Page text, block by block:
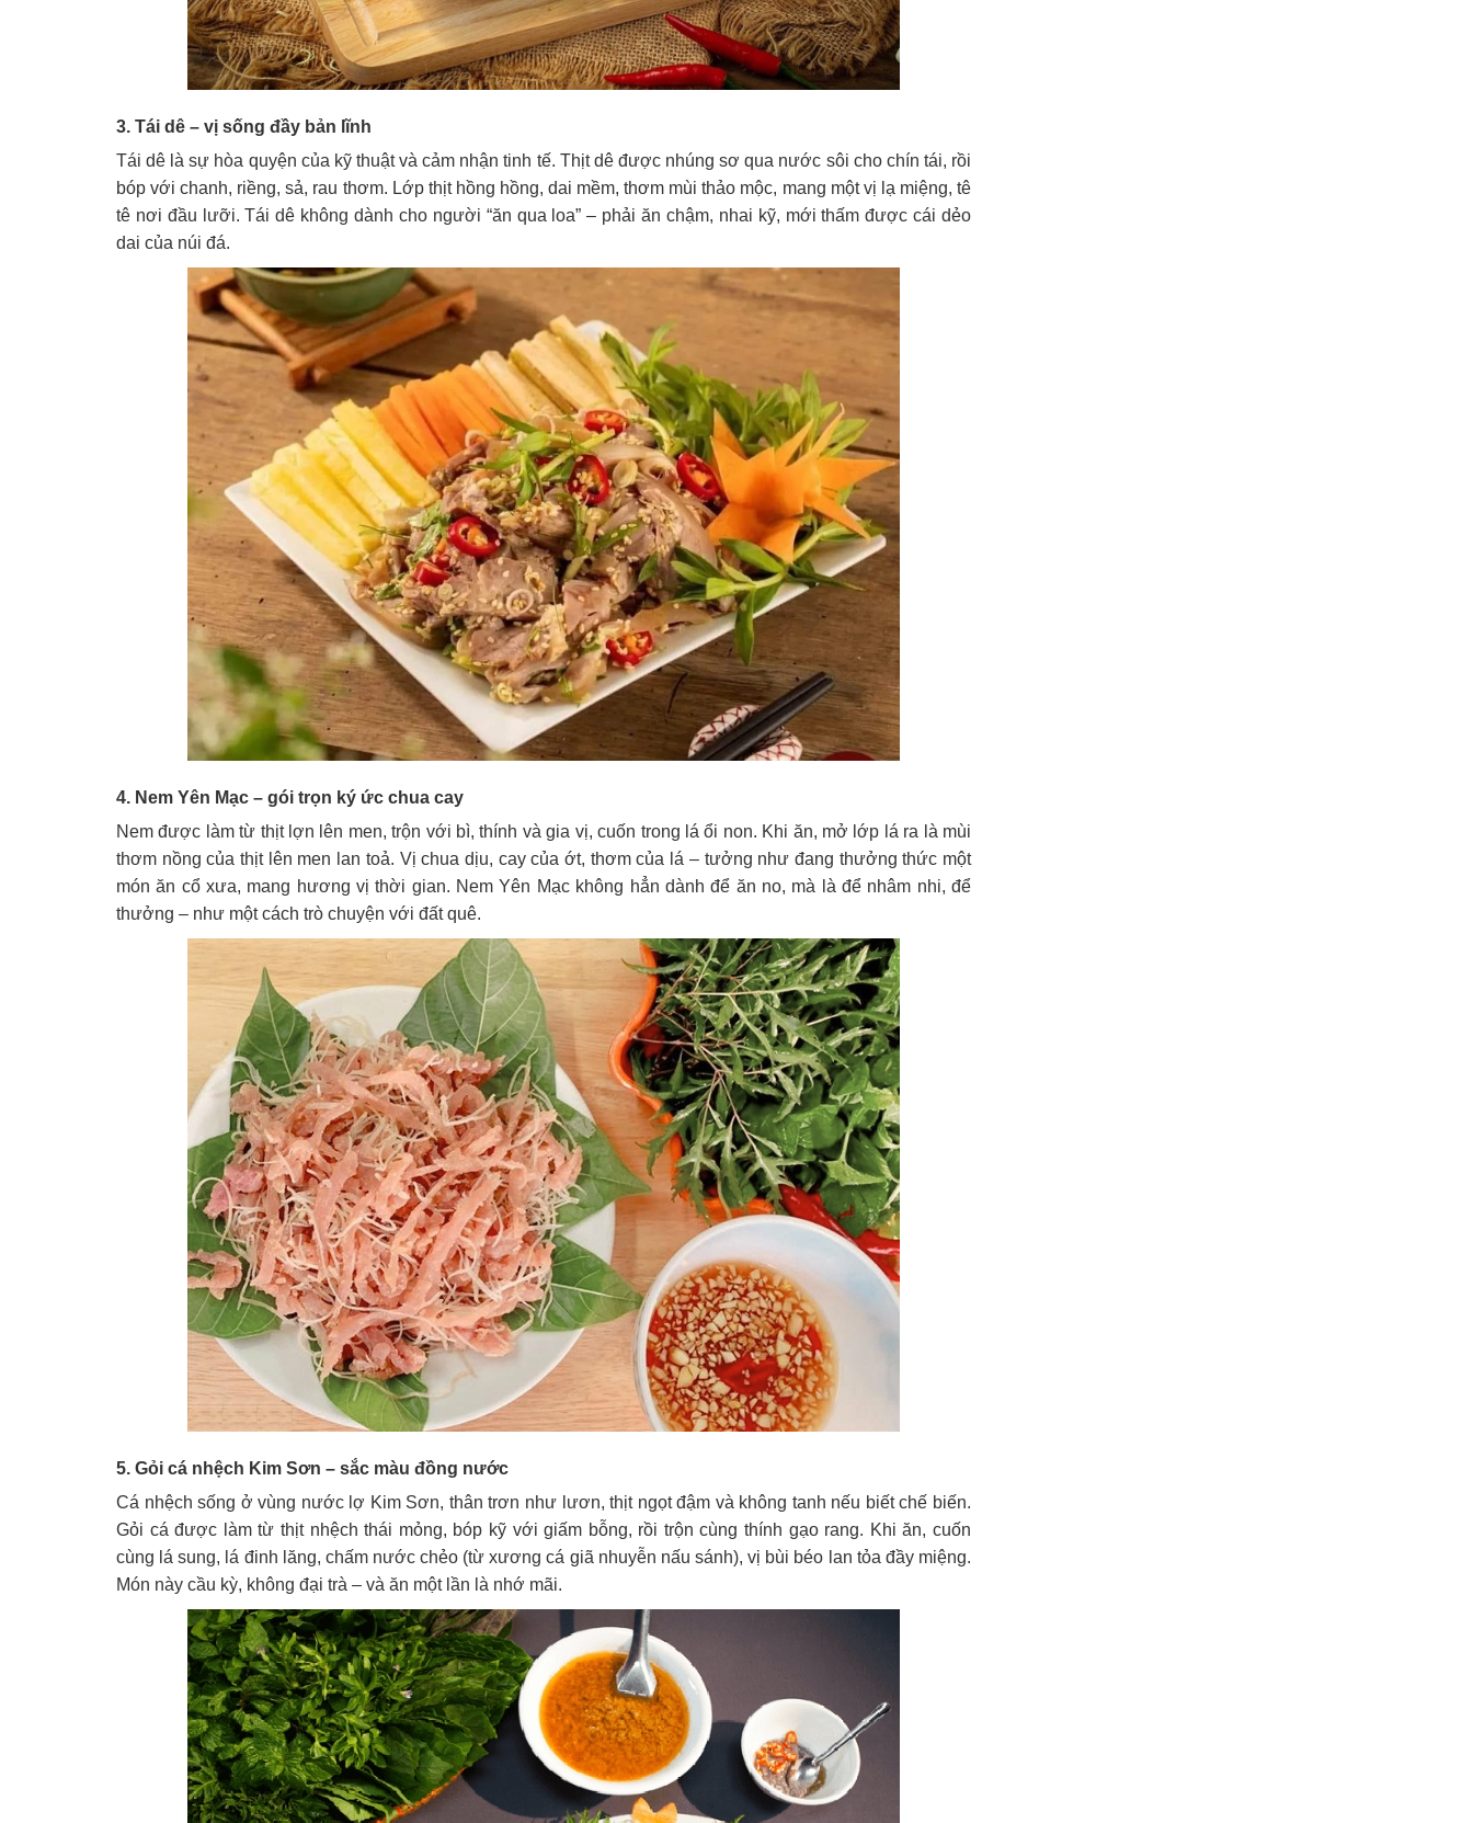
3. Tái dê – vị sống đầy bản lĩnh
Tái dê là sự hòa quyện của kỹ thuật và cảm nhận tinh tế. Thịt dê được nhúng sơ qua nước sôi cho chín tái, rồi
bóp với chanh, riềng, sả, rau thơm. Lớp thịt hồng hồng, dai mềm, thơm mùi thảo mộc, mang một vị lạ miệng, tê
tê nơi đầu lưỡi. Tái dê không dành cho người “ăn qua loa” – phải ăn chậm, nhai kỹ, mới thấm được cái dẻo
dai của núi đá.
4. Nem Yên Mạc – gói trọn ký ức chua cay
Nem được làm từ thịt lợn lên men, trộn với bì, thính và gia vị, cuốn trong lá ổi non. Khi ăn, mở lớp lá ra là mùi
thơm nồng của thịt lên men lan toả. Vị chua dịu, cay của ớt, thơm của lá – tưởng như đang thưởng thức một
món ăn cổ xưa, mang hương vị thời gian. Nem Yên Mạc không hẳn dành để ăn no, mà là để nhâm nhi, để
thưởng – như một cách trò chuyện với đất quê.
5. Gỏi cá nhệch Kim Sơn – sắc màu đồng nước
Cá nhệch sống ở vùng nước lợ Kim Sơn, thân trơn như lươn, thịt ngọt đậm và không tanh nếu biết chế biến.
Gỏi cá được làm từ thịt nhệch thái mỏng, bóp kỹ với giấm bỗng, rồi trộn cùng thính gạo rang. Khi ăn, cuốn
cùng lá sung, lá đinh lăng, chấm nước chẻo (từ xương cá giã nhuyễn nấu sánh), vị bùi béo lan tỏa đầy miệng.
Món này cầu kỳ, không đại trà – và ăn một lần là nhớ mãi.